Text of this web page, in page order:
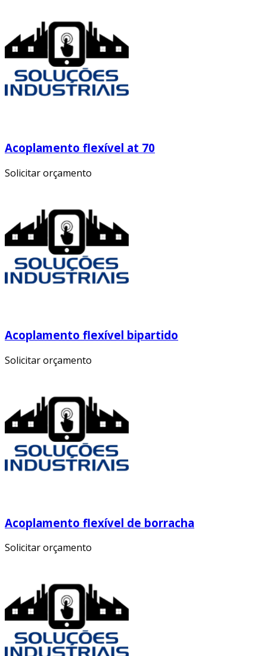
Acoplamento flexível at 70
Solicitar orçamento
Acoplamento flexível bipartido
Solicitar orçamento
Acoplamento flexível de borracha
Solicitar orçamento